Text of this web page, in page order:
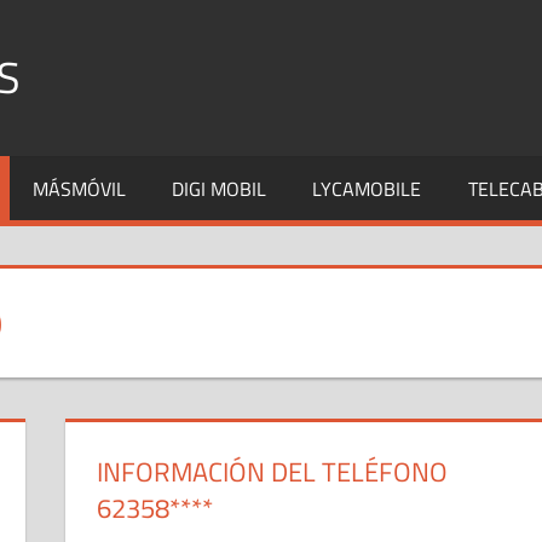
MÁSMÓVIL DIGI MOBIL LYCAMOBILE
INFORMACIÓN DEL TELÉFONO
62358****